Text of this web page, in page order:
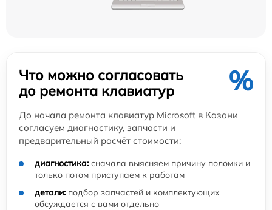
Что можно согласовать
до ремонта клавиатур
%
До начала ремонта клавиатур Microsoft в Казани
согласуем диагностику, запчасти и
предварительный расчёт стоимости:
диагностика: сначала выясняем причину поломки и
только потом приступаем к работам
детали: подбор запчастей и комплектующих
обсуждается с вами отдельно